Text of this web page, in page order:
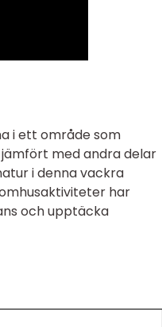
i ett område som
med andra delar
i denna vackra
har
och upptäcka